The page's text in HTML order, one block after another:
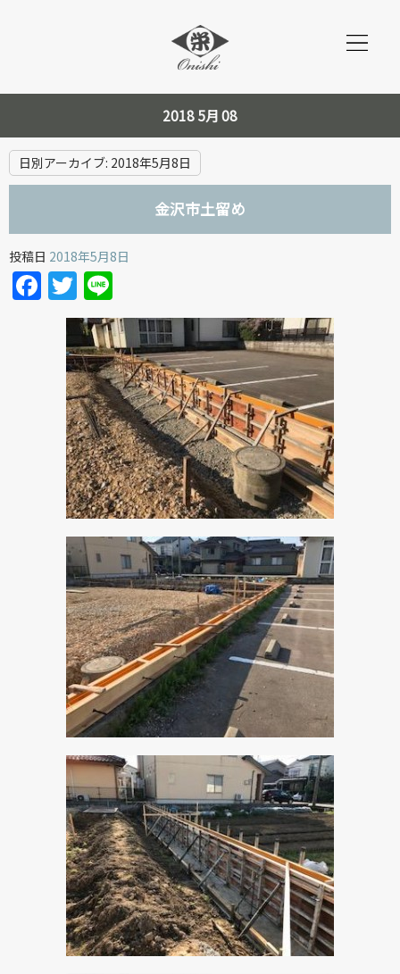
2018 5月 08
日別アーカイブ: 2018年5月8日
金沢市土留め
投稿日 2018年5月8日
Facebook
Twitter